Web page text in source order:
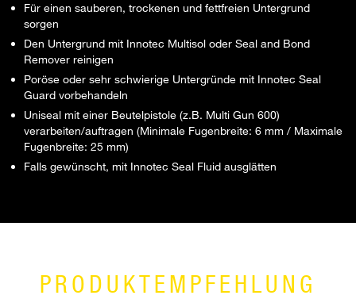
Für einen sauberen, trockenen und fettfreien Untergrund
sorgen
Den Untergrund mit Innotec Multisol oder Seal and Bond
Remover reinigen
Poröse oder sehr schwierige Untergründe mit Innotec Seal
Guard vorbehandeln
Uniseal mit einer Beutelpistole (z.B. Multi Gun 600)
verarbeiten/auftragen (Minimale Fugenbreite: 6 mm / Maximale
Fugenbreite: 25 mm)
Falls gewünscht, mit Innotec Seal Fluid ausglätten
PRODUKTEMPFEHLUNG